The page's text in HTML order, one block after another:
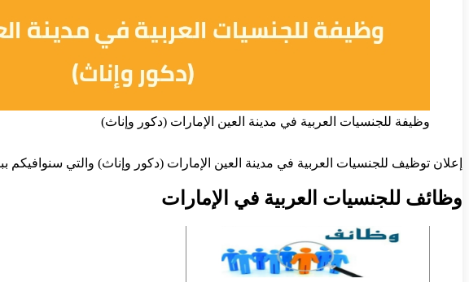
وظيفة للجنسيات العربية في مدينة العين الإمارات (دكور وإناث)
إعلان توظيف للجنسيات العربية في مدينة العين الإمارات (دكور وإناث) والتي سنوافيكم
وظائف للجنسيات العربية في الإمارات